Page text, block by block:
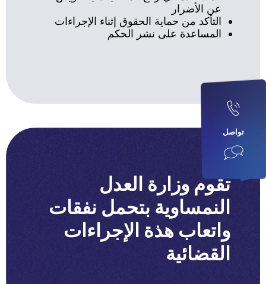
تواصل
عن الأضرار
التأكد من حماية الحقوق إثناء الإجراءات
المساعدة على نشر الحكم
تقوم وزارة العدل
النمساوية بتحمل نفقات
واتعاب هذة الإجراءات
القضائية